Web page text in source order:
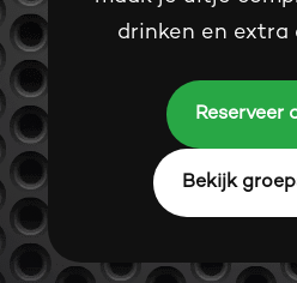
drinken en
Reserveer
Bekijk